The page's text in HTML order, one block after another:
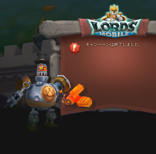
キャンペーンは終了しました。